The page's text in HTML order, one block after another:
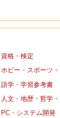
資格・検定
ホビー・スポーツ
語学・学習参考書
人文・地歴・哲学
PC・システム開発